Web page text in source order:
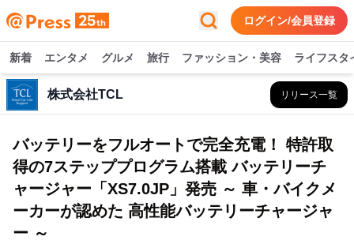
ログイン/会員登録
新着 エンタメ グルメ 旅行 ファッション・美容 ライフスタ
株式会社TCL リリース一覧
バッテリーをフルオートで完全充電！ 特許取
得の7ステッププログラム搭載 バッテリーチ
ャージャー「XS7.0JP」発売 ～ 車・バイクメ
ーカーが認めた 高性能バッテリーチャージャ
ー ～